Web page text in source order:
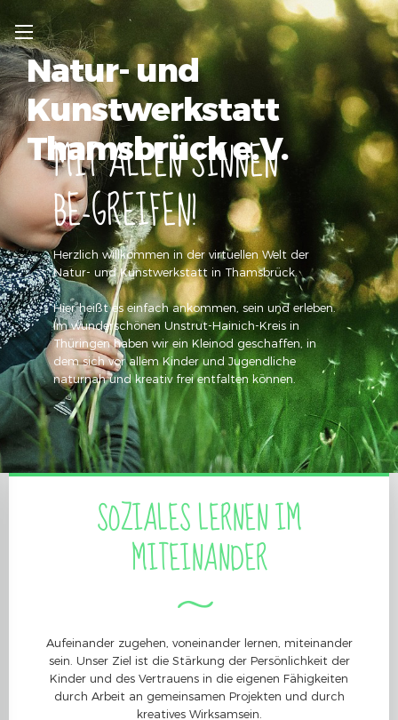
Natur- und
Kunstwerkstatt
Thamsbrück e.V.
MIT ALLEN SINNEN
BE-GREIFEN!
Herzlich willkommen in der virtuellen Welt der
Natur- und Kunstwerkstatt in Thamsbrück.
Hier heißt es einfach ankommen, sein und erleben.
Im wunderschönen Unstrut-Hainich-Kreis in
Thüringen haben wir ein Kleinod geschaffen, in
dem sich vor allem Kinder und Jugendliche
naturnah und kreativ frei entfalten können.
SOZIALES LERNEN IM
MITEINANDER
Aufeinander zugehen, voneinander lernen, miteinander
sein. Unser Ziel ist die Stärkung der Persönlichkeit der
Kinder und des Vertrauens in die eigenen Fähigkeiten
durch Arbeit an gemeinsamen Projekten und durch
kreatives Wirksamsein.